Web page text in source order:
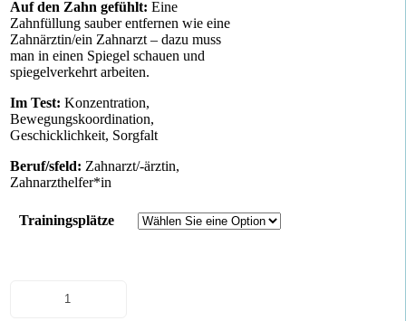
Auf den Zahn gefühlt: Eine
Zahnfüllung sauber entfernen wie eine
Zahnärztin/ein Zahnarzt – dazu muss
man in einen Spiegel schauen und
spiegelverkehrt arbeiten.
Im Test: Konzentration,
Bewegungskoordination,
Geschicklichkeit, Sorgfalt
Beruf/sfeld: Zahnarzt/-ärztin,
Zahnarzthelfer*in
Trainingsplätze